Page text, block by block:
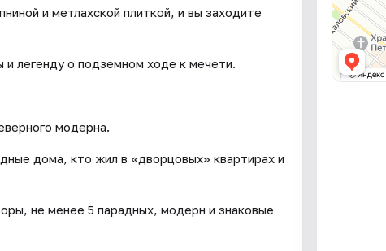
и метлахской плиткой, и вы заходите
легенду о подземном ходе к мечети.
модерна.
дома, кто жил в «дворцовых» квартирах и
не менее 5 парадных, модерн и знаковые